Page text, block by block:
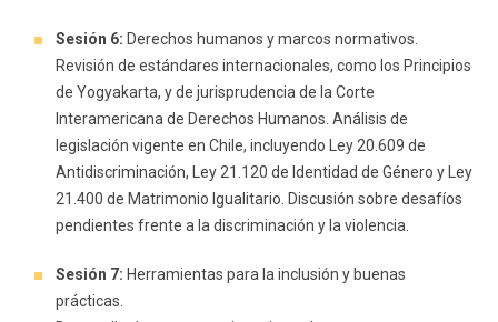
Sesión 6: Derechos humanos y marcos normativos.
Revisión de estándares internacionales, como los Principios
de Yogyakarta, y de jurisprudencia de la Corte
Interamericana de Derechos Humanos. Análisis de
legislación vigente en Chile, incluyendo Ley 20.609 de
Antidiscriminación, Ley 21.120 de Identidad de Género y Ley
21.400 de Matrimonio Igualitario. Discusión sobre desafíos
pendientes frente a la discriminación y la violencia.
Sesión 7: Herramientas para la inclusión y buenas
prácticas.